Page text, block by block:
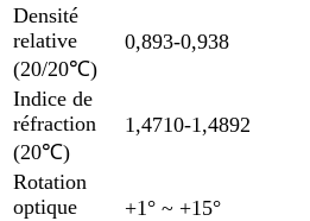
Densité
relative
(20/20℃)
0,893-0,938
Indice de
réfraction
(20℃)
1,4710-1,4892
Rotation
optique
+1° ~ +15°